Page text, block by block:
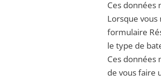
Ces
Lorsque
formulaire
le type de
Ces données
de vous faire